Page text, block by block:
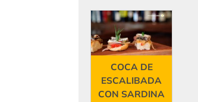
COCA DE
ESCALIBADA
CON SARDINA